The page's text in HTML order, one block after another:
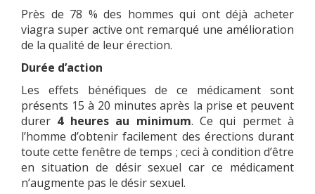
Près de 78 % des hommes qui ont déjà acheter
viagra super active ont remarqué une amélioration
de la qualité de leur érection.
Durée d’action
Les effets bénéfiques de ce médicament sont
présents 15 à 20 minutes après la prise et peuvent
durer 4 heures au minimum. Ce qui permet à
l’homme d’obtenir facilement des érections durant
toute cette fenêtre de temps ; ceci à condition d’être
en situation de désir sexuel car ce médicament
n’augmente pas le désir sexuel.